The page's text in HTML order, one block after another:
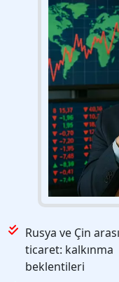
Rusya ve Çin
ticaret: kalkınma
beklentileri